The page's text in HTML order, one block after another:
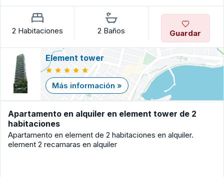
2 Habitaciones 2 Baños Guardar
Element tower
Más información »
Apartamento en alquiler en element tower de 2
habitaciones
Apartamento en element de 2 habitaciones en alquiler.
element 2 recamaras en alquiler